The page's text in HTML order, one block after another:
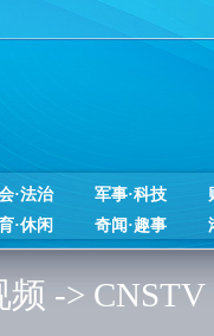
·法治 军事·科技
·休闲 奇闻·趣事
频 -> CNSTV